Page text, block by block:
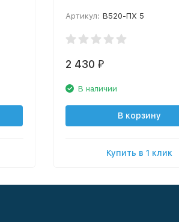
Артикул: В520-ПХ 5
2 430 ₽
В наличии
В корзину
Купить в 1 клик